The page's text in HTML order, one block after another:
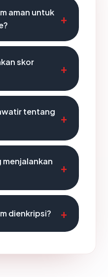
aman untuk
skor
tentang
menjalankan
dienkripsi?